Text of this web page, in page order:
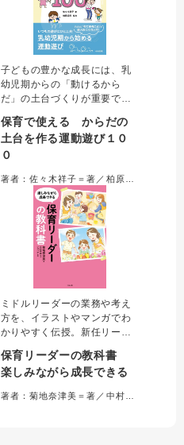
子どもの豊かな成長には、乳
幼児期からの「動けるから
だ」の土台づくりが重要であ
われている運動遊びにひと工
夫を加えた、身体機能を向上
させる１００の遊びを紹介。
なども解説し、遊びを通した
身体づくりを提案する。
保育で使える からだの
土台を作る運動遊び１０
０
ミドルリーダーの業務や考え
方を、イラストやマンガでわ
かりやすく伝授。新任リーダ
じ、新人育成から保育実践、
保護者対応、行事の進め方ま
で、さまざまな場面でリーダ
ーがぶつかる壁や困りごとを
保育リーダーの教科書
楽しみながら成長できる